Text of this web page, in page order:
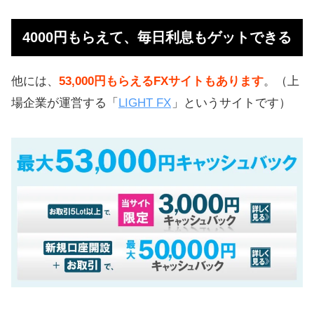
4000円もらえて、毎日利息もゲットできる
他には、 53,000円もらえるFXサイトもあります。（上
場企業が運営する「 LIGHT FX 」というサイトです）